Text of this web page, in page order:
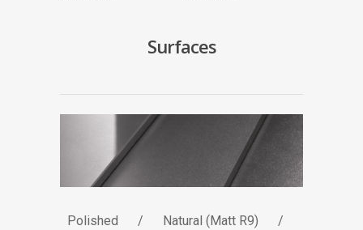
Surfaces
Polished / Natural (Matt R9) /